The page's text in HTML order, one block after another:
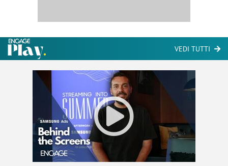
VEDI TUTTI